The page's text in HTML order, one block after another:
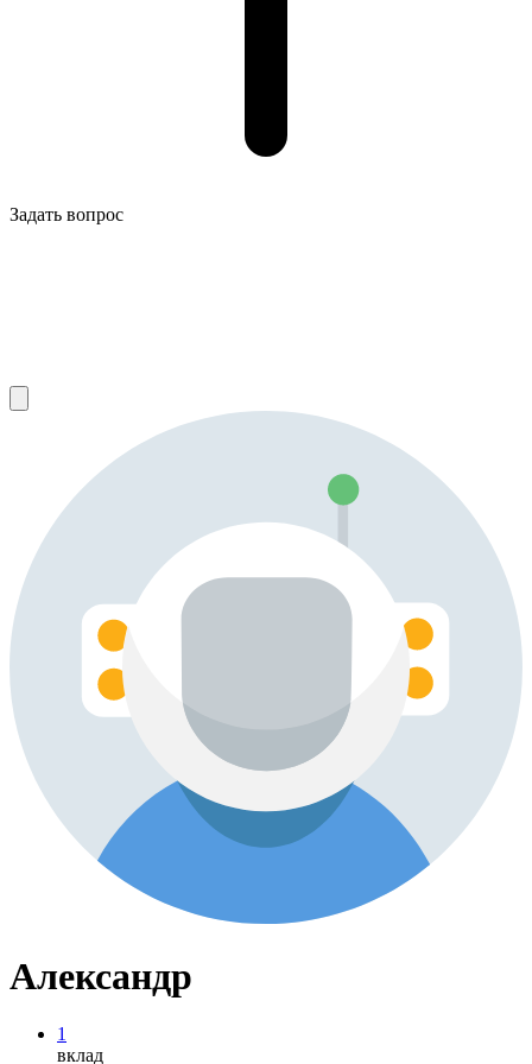
Задать вопрос
Александр
1
вклад